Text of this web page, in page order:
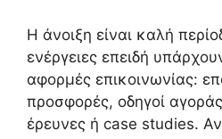
Η άνοιξη είναι καλή
ενέργειες επειδή
αφορμές επικοινωνίας:
προσφορές, οδηγοί
έρευνες ή case studies. Αν